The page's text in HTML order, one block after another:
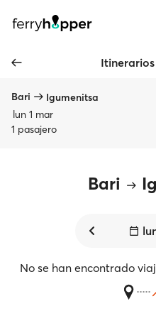
Bari
Igumenitsa
lun 1 mar
1 pasajero
Bari
No se han encontrado